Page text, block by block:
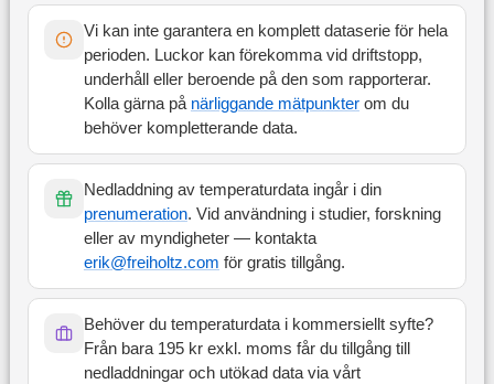
Vi kan inte garantera en komplett dataserie för hela
perioden. Luckor kan förekomma vid driftstopp,
underhåll eller beroende på den som rapporterar.
Kolla gärna på närliggande mätpunkterom du
behöver kompletterande data.
Nedladdning av temperaturdata ingår i din
prenumeration. Vid användning i studier, forskning
eller av myndigheter — kontakta
erik@freiholtz.com för gratis tillgång.
Behöver du temperaturdata i kommersiellt syfte?
Från bara 195 kr exkl. moms får du tillgång till
nedladdningar och utökad data via vårt